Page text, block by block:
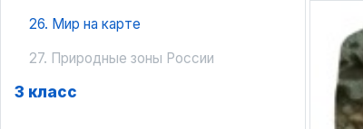
26. Мир на карте
27. Природные зоны России
3 класс